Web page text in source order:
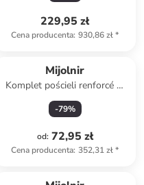
229,95 zł
Cena producenta: 930,86 zł*
Mijolnir
Komplet pościeli renforcé w
kolorze antracytowo-czarnym
-79%
od: 72,95 zł
Cena producenta: 352,31 zł*